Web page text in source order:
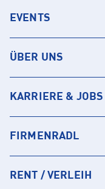
EVENTS
ÜBER UNS
KARRIERE & JOBS
FIRMENRADL
RENT / VERLEIH